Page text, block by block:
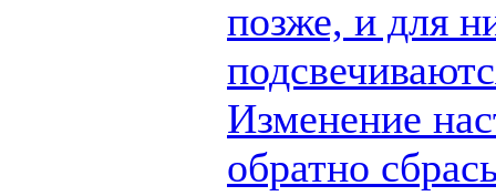
позже, и для
Изменение
обратно